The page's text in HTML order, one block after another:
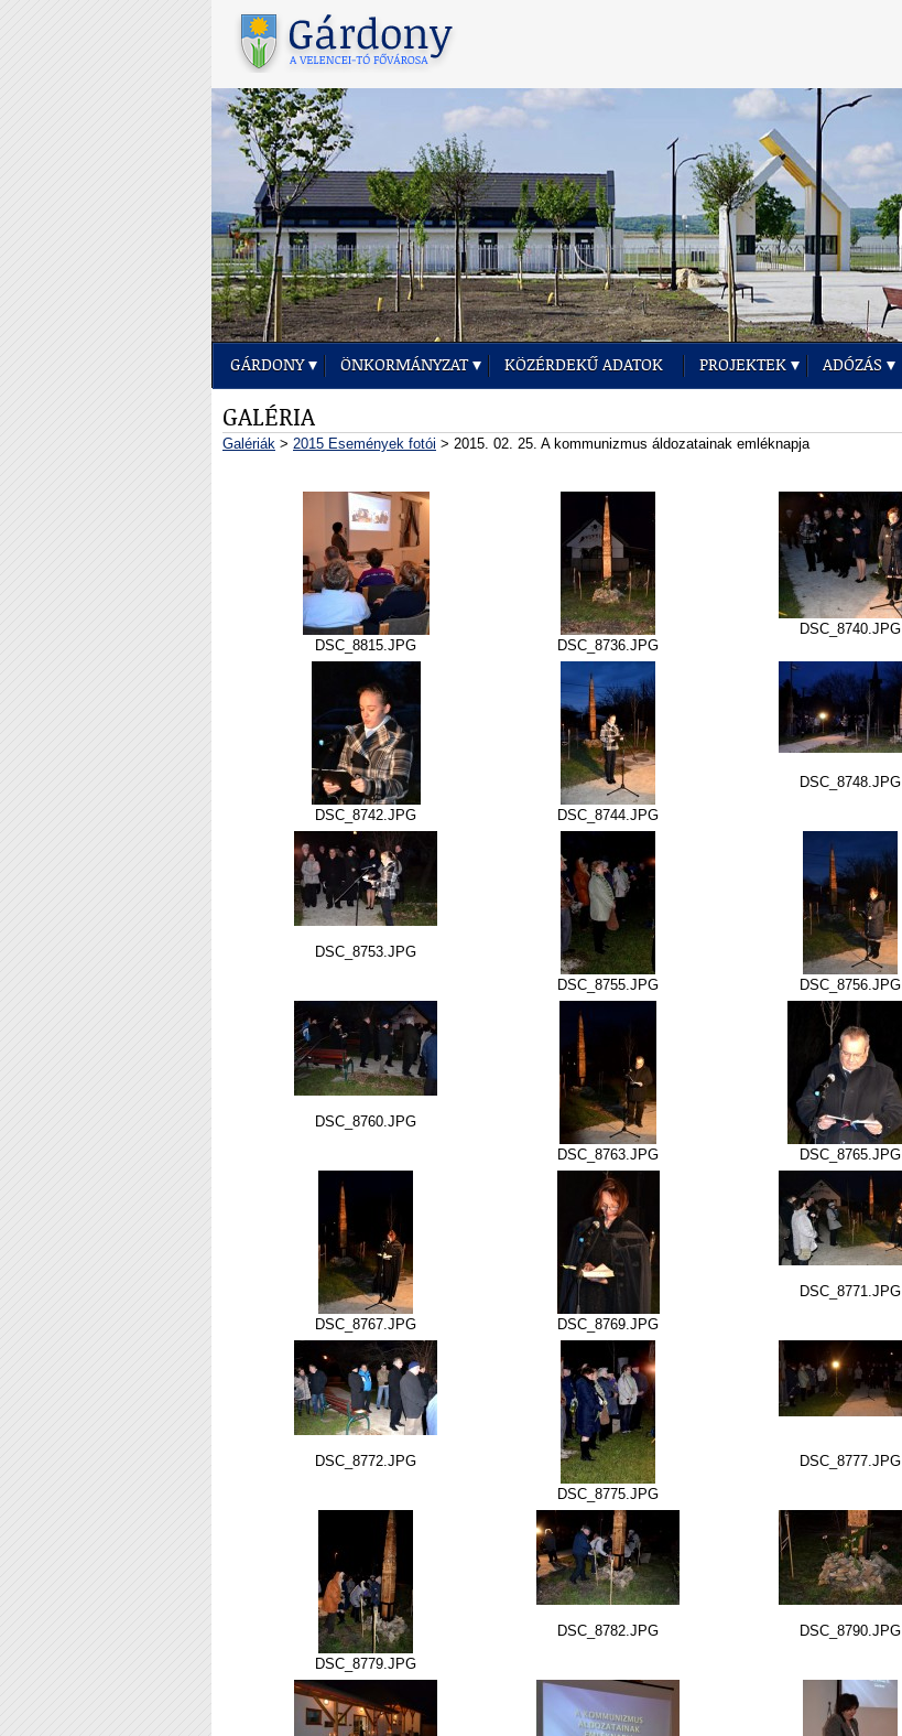
GÁRDONY ÖNKORMÁNYZAT KÖZÉRDEKŰ ADATOK PROJEKTEK ADÓZÁS
GALÉRIA
Galériák > 2015 Események fotói > 2015. 02. 25. A kommunizmus áldozatainak emléknapja
DSC_8815.JPG DSC_8736.JPG
DSC_8740.JPG
DSC_8742.JPG DSC_8744.JPG
DSC_8748.JPG
DSC_8753.JPG
DSC_8755.JPG
DSC_8756.JPG
DSC_8760.JPG
DSC_8763.JPG
DSC_8765.JPG
DSC_8767.JPG DSC_8769.JPG
DSC_8771.JPG
DSC_8772.JPG
DSC_8775.JPG
DSC_8777.JPG
DSC_8779.JPG
DSC_8782.JPG DSC_8790.JPG